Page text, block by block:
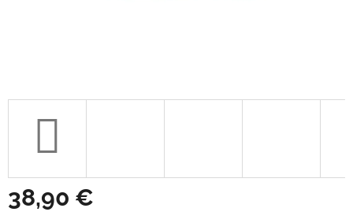
38,90 €